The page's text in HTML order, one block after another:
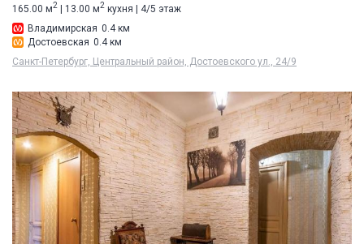
165.00 м2 | 13.00 м2 кухня | 4/5 этаж
Владимирская 0.4 км
Достоевская 0.4 км
Санкт-Петербург, Центральный район, Достоевского ул., 24/9